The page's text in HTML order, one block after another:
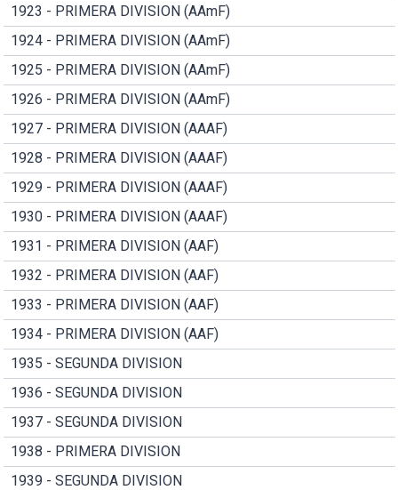
1923 - PRIMERA DIVISION (AAmF)
1924 - PRIMERA DIVISION (AAmF)
1925 - PRIMERA DIVISION (AAmF)
1926 - PRIMERA DIVISION (AAmF)
1927 - PRIMERA DIVISION (AAAF)
1928 - PRIMERA DIVISION (AAAF)
1929 - PRIMERA DIVISION (AAAF)
1930 - PRIMERA DIVISION (AAAF)
1931 - PRIMERA DIVISION (AAF)
1932 - PRIMERA DIVISION (AAF)
1933 - PRIMERA DIVISION (AAF)
1934 - PRIMERA DIVISION (AAF)
1935 - SEGUNDA DIVISION
1936 - SEGUNDA DIVISION
1937 - SEGUNDA DIVISION
1938 - PRIMERA DIVISION
1939 - SEGUNDA DIVISION